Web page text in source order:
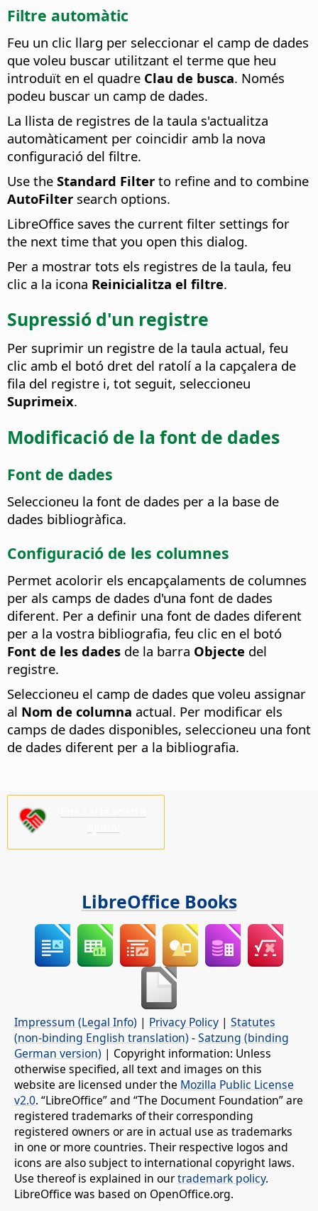
Filtre automàtic
Feu un clic llarg per seleccionar el camp de dades
que voleu buscar utilitzant el terme que heu
introduït en el quadre Clau de busca. Només
podeu buscar un camp de dades.
La llista de registres de la taula s'actualitza
automàticament per coincidir amb la nova
configuració del filtre.
Use the Standard Filter to refine and to combine
AutoFilter search options.
LibreOffice saves the current filter settings for
the next time that you open this dialog.
Per a mostrar tots els registres de la taula, feu
clic a la icona Reinicialitza el filtre.
Supressió d'un registre
Per suprimir un registre de la taula actual, feu
clic amb el botó dret del ratolí a la capçalera de
fila del registre i, tot seguit, seleccioneu
Suprimeix.
Modificació de la font de dades
Font de dades
Seleccioneu la font de dades per a la base de
dades bibliogràfica.
Configuració de les columnes
Permet acolorir els encapçalaments de columnes
per als camps de dades d'una font de dades
diferent. Per a definir una font de dades diferent
per a la vostra bibliografia, feu clic en el botó
Font de les dades de la barra Objecte del
registre.
Seleccioneu el camp de dades que voleu assignar
al Nom de columna actual. Per modificar els
camps de dades disponibles, seleccioneu una font
de dades diferent per a la bibliografia.
LibreOffice Books
Impressum (Legal Info) | Privacy Policy | Statutes
(non-binding English translation) -Satzung (binding
German version) | Copyright information: Unless
otherwise specified, all text and images on this
website are licensed under the Mozilla Public License
v2.0. “LibreOffice” and “The Document Foundation” are
registered trademarks of their corresponding
registered owners or are in actual use as trademarks
in one or more countries. Their respective logos and
icons are also subject to international copyright laws.
Use thereof is explained in ourtrademark policy.
LibreOffice was based on OpenOffice.org.